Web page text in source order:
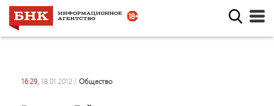
16:29, 18.01.2012 / общество